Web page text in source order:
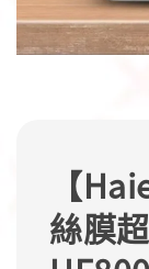
【
絲膜